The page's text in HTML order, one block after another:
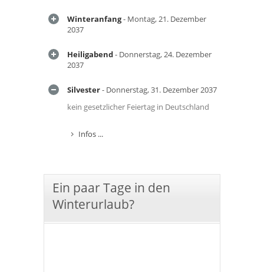
Winteranfang- Montag, 21. Dezember
2037
Heiligabend- Donnerstag, 24. Dezember
2037
Silvester- Donnerstag, 31. Dezember 2037
kein gesetzlicher Feiertag in Deutschland
Infos ...
Ein paar Tage in den
Winterurlaub?